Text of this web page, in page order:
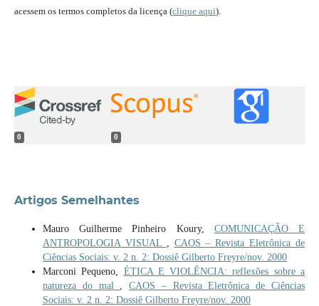
acessem os termos completos da licença (clique aqui).
0 0
Artigos Semelhantes
Mauro Guilherme Pinheiro Koury, COMUNICAÇÃO E
ANTROPOLOGIA VISUAL
CAOS – Revista Eletrônica de
Ciências Sociais: v. 2 n. 2: Dossiê Gilberto Freyre/nov. 2000
Marconi Pequeno, ÉTICA E VIOLÊNCIA: reflexões sobre a
natureza do mal
,CAOS – Revista Eletrônica de Ciências
Sociais: v. 2 n. 2: Dossiê Gilberto Freyre/nov. 2000